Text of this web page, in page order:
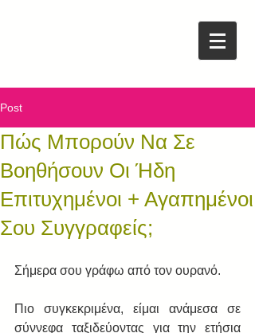
Post
Πώς Μπορούν Να Σε
Βοηθήσουν Οι Ήδη
Επιτυχημένοι + Αγαπημένοι
Σου Συγγραφείς;
Σήμερα σου γράφω από τον ουρανό.
Πιο συγκεκριμένα, είμαι ανάμεσα σε
σύννεφα ταξιδεύοντας για την ετήσια